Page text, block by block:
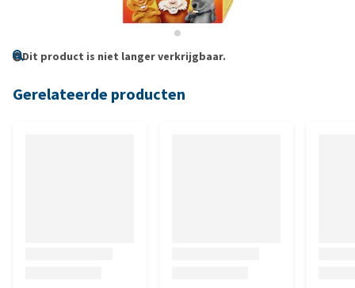
Dit product is niet langer verkrijgbaar.
Gerelateerde producten